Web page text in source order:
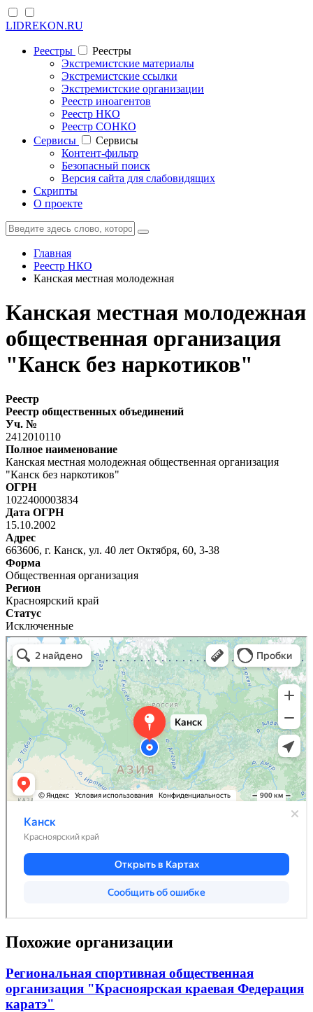
LIDREKON.RU
Реестры
Реестры
Экстремистские материалы
Экстремистские ссылки
Экстремистские организации
Реестр иноагентов
Реестр НКО
Реестр СОНКО
Cервисы
Cервисы
Контент-фильтр
Безопасный поиск
Версия сайта для слабовидящих
Скрипты
О проекте
Главная
Реестр НКО
Канская местная молодежная
Канская местная молодежная
общественная организация
"Канск без наркотиков"
Реестр
Реестр общественных объединений
Уч. №
2412010110
Полное наименование
Канская местная молодежная общественная организация
"Канск без наркотиков"
ОГРН
1022400003834
Дата ОГРН
15.10.2002
Адрес
663606, г. Канск, ул. 40 лет Октября, 60, 3-38
Форма
Общественная организация
Регион
Красноярский край
Статус
Исключенные
Похожие организации
Региональная спортивная общественная
организация "Красноярская краевая Федерация
каратэ"